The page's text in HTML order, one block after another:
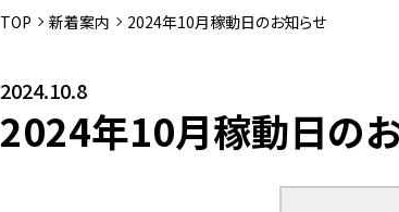
TOP 新着案内 2024年10月稼動日のお知らせ
2024.10.8
2024年10月稼動日の